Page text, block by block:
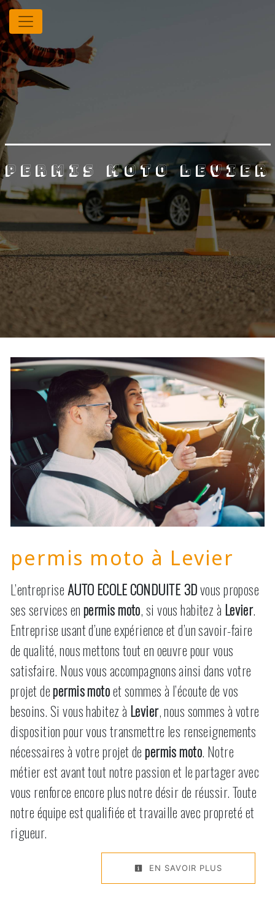
Panneau de gestion des cookies
permis moto Levier
permis moto à Levier
L’entreprise AUTO ECOLE CONDUITE 3Dvous propose
ses services enpermis moto, si vous habitez à Levier.
Entreprise usant d’une expérience et d’un savoir-faire
de qualité, nous mettons tout en oeuvre pour vous
satisfaire. Nous vous accompagnons ainsi dans votre
projet depermis motoet sommes à l’écoute de vos
besoins. Si vous habitez à Levier, nous sommes à votre
disposition pour vous transmettre les renseignements
nécessaires à votre projet depermis moto. Notre
métier est avant tout notre passion et le partager avec
vous renforce encore plus notre désir de réussir. Toute
notre équipe est qualifiée et travaille avec propreté et
rigueur.
EN SAVOIR PLUS